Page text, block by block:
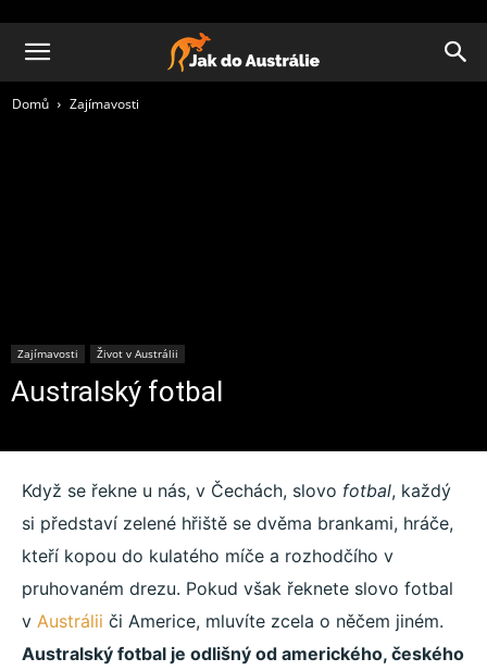
Domů Zajímavosti
Zajímavosti Život v Austrálii
Australský fotbal
Když se řekne u nás, v Čechách, slovo fotbal, každý
si představí zelené hřiště se dvěma brankami, hráče,
kteří kopou do kulatého míče a rozhodčího v
pruhovaném drezu. Pokud však řeknete slovo fotbal
v Austrálii či Americe, mluvíte zcela o něčem jiném.
Australský fotbal je odlišný od amerického, českého